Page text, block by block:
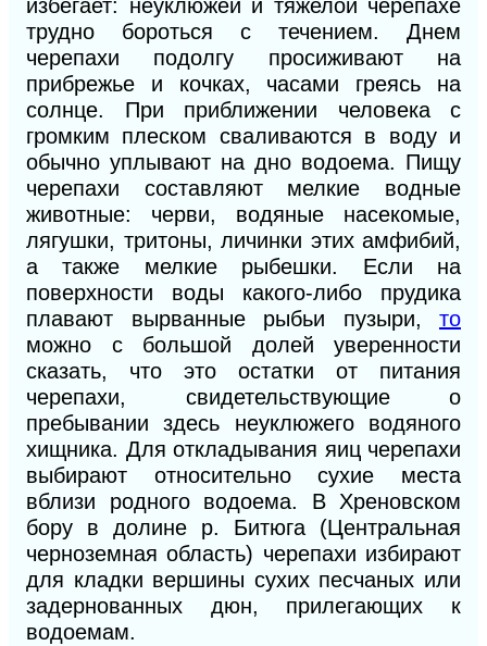
избегает: неуклюжей и тяжелой черепахе
трудно бороться с течением. Днем
черепахи подолгу просиживают на
прибрежье и кочках, часами греясь на
солнце. При приближении человека с
громким плеском сваливаются в воду и
обычно уплывают на дно водоема. Пищу
черепахи составляют мелкие водные
животные: черви, водяные насекомые,
лягушки, тритоны, личинки этих амфибий,
а также мелкие рыбешки. Если на
поверхности воды какого-либо прудика
плавают вырванные рыбьи пузыри, то
можно с большой долей уверенности
сказать, что это остатки от питания
черепахи, свидетельствующие о
пребывании здесь неуклюжего водяного
хищника. Для откладывания яиц черепахи
выбирают относительно сухие места
вблизи родного водоема. В Хреновском
бору в долине р. Битюга (Центральная
черноземная область) черепахи избирают
для кладки вершины сухих песчаных или
задернованных дюн, прилегающих к
водоемам.